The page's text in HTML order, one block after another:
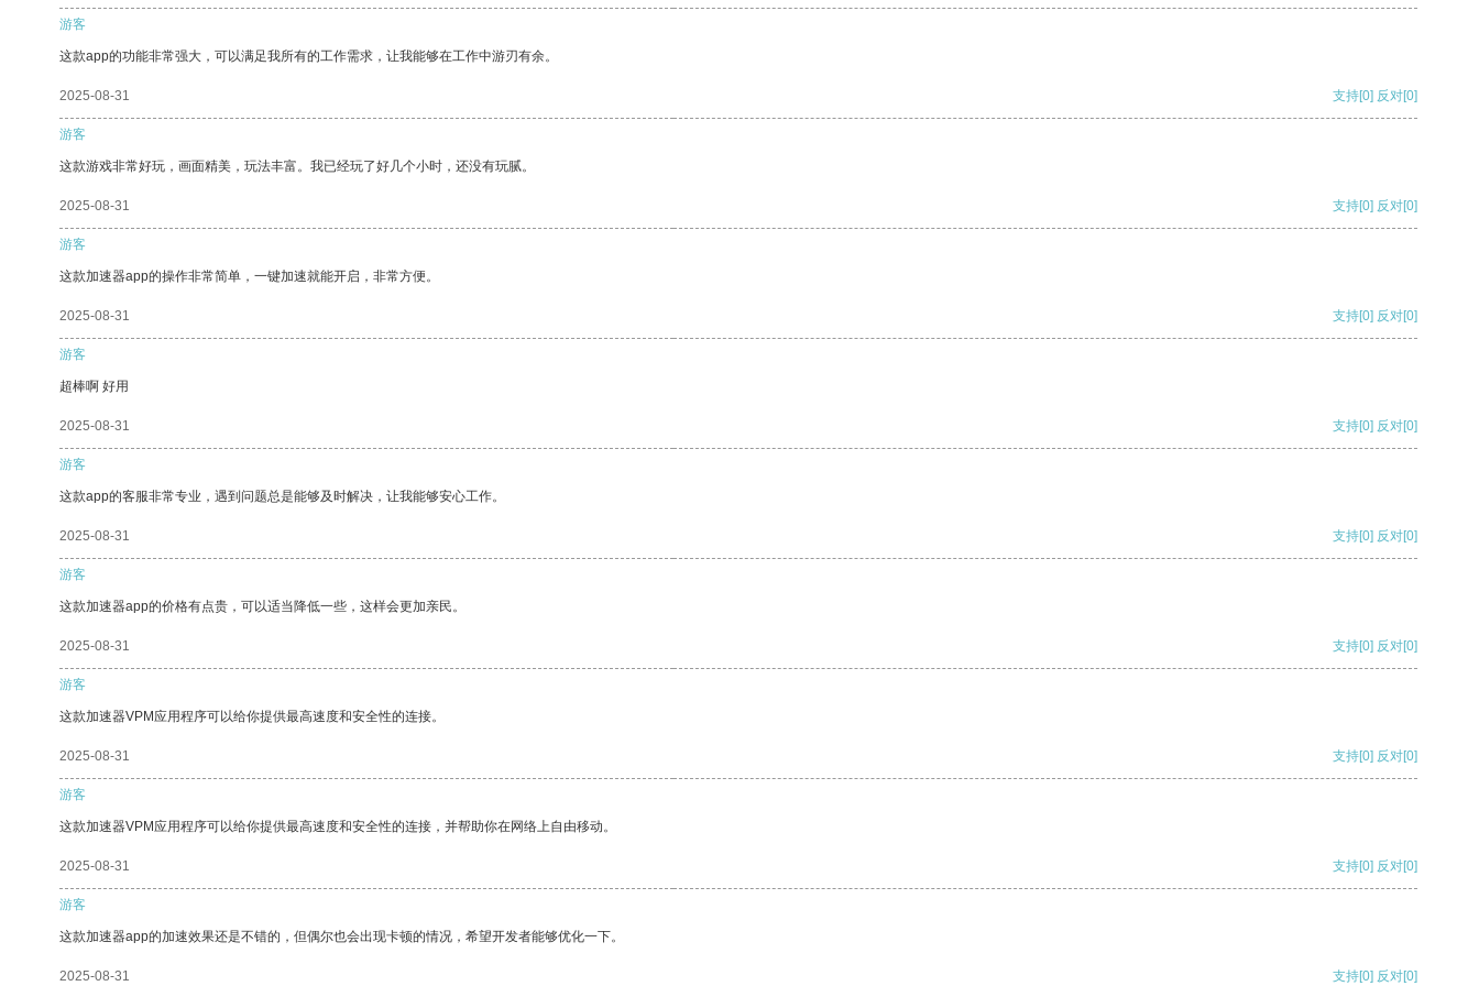
游客
这款app的功能非常强大，可以满足我所有的工作需求，让我能够在工作中游刃有余。
2025-08-31 支持[0] 反对[0]
游客
这款游戏非常好玩，画面精美，玩法丰富。我已经玩了好几个小时，还没有玩腻。
2025-08-31 支持[0] 反对[0]
游客
这款加速器app的操作非常简单，一键加速就能开启，非常方便。
2025-08-31 支持[0] 反对[0]
游客
超棒啊 好用
2025-08-31 支持[0] 反对[0]
游客
这款app的客服非常专业，遇到问题总是能够及时解决，让我能够安心工作。
2025-08-31 支持[0] 反对[0]
游客
这款加速器app的价格有点贵，可以适当降低一些，这样会更加亲民。
2025-08-31 支持[0] 反对[0]
游客
这款加速器VPM应用程序可以给你提供最高速度和安全性的连接。
2025-08-31 支持[0] 反对[0]
游客
这款加速器VPM应用程序可以给你提供最高速度和安全性的连接，并帮助你在网络上自由移动。
2025-08-31 支持[0] 反对[0]
游客
这款加速器app的加速效果还是不错的，但偶尔也会出现卡顿的情况，希望开发者能够优化一下。
2025-08-31 支持[0] 反对[0]